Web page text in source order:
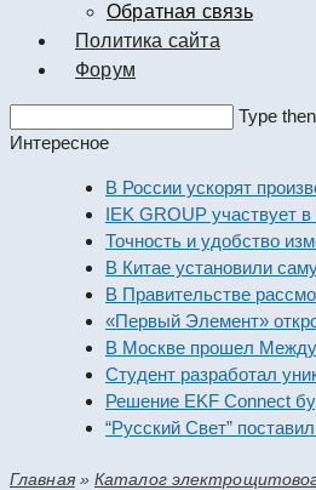
Обратная связь
Политика сайта
Форум
this
Type
Интересное
В России ускорят
IEK GROUP участвует в
Точность и удобство
В Китае установили самую
В Правительстве
«Первый Элемент» откроет
В Москве прошел
Студент разработал
Решение EKF Connect будет
“Русский Свет” поставил
Главная»Каталог